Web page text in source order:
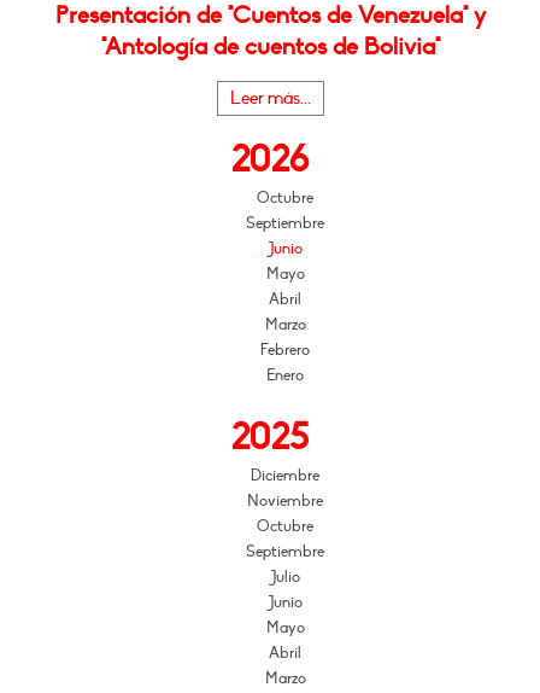
Presentación de "Cuentos de Venezuela" y
"Antología de cuentos de Bolivia"
Leer más...
2026
Octubre
Septiembre
Junio
Mayo
Abril
Marzo
Febrero
Enero
2025
Diciembre
Noviembre
Octubre
Septiembre
Julio
Junio
Mayo
Abril
Marzo